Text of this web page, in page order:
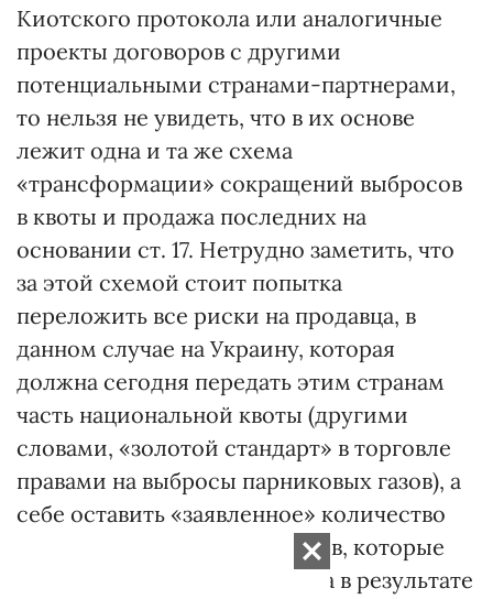
Киотского протокола или аналогичные
проекты договоров с другими
потенциальными странами-партнерами,
то нельзя не увидеть, что в их основе
лежит одна и та же схема
«трансформации» сокращений выбросов
в квоты и продажа последних на
основании ст. 17. Нетрудно заметить, что
за этой схемой стоит попытка
переложить все риски на продавца, в
данном случае на Украину, которая
должна сегодня передать этим странам
часть национальной квоты (другими
словами, «золотой стандарт» в торговле
правами на выбросы парниковых газов), а
себе оставить «заявленное» количество
единиц сокращения выбросов, которые
она надеется получить завтра в результате